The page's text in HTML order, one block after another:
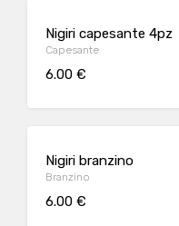
Nigiri capesante 4pz
Capesante
6.00 €
Nigiri branzino
Branzino
6.00 €